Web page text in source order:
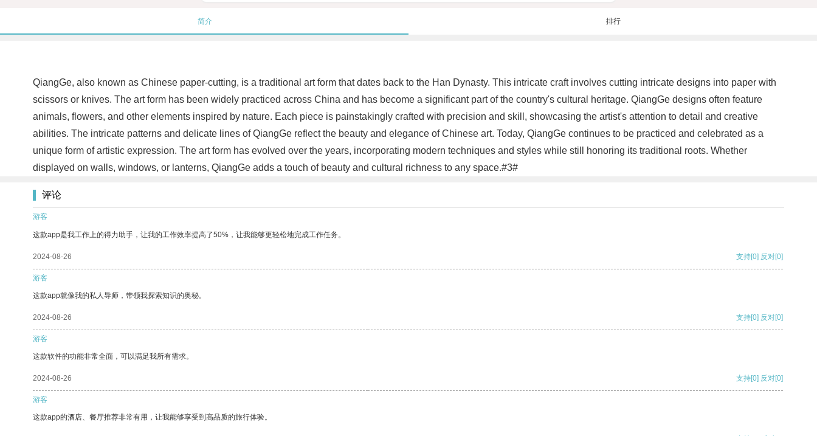
简介 排行
QiangGe, also known as Chinese paper-cutting, is a traditional art form that dates back to the Han Dynasty. This intricate craft involves cutting intricate designs into paper with
scissors or knives. The art form has been widely practiced across China and has become a significant part of the country's cultural heritage. QiangGe designs often feature
animals, flowers, and other elements inspired by nature. Each piece is painstakingly crafted with precision and skill, showcasing the artist's attention to detail and creative
abilities. The intricate patterns and delicate lines of QiangGe reflect the beauty and elegance of Chinese art. Today, QiangGe continues to be practiced and celebrated as a
unique form of artistic expression. The art form has evolved over the years, incorporating modern techniques and styles while still honoring its traditional roots. Whether
displayed on walls, windows, or lanterns, QiangGe adds a touch of beauty and cultural richness to any space.#3#
评论
游客
这款app是我工作上的得力助手，让我的工作效率提高了50%，让我能够更轻松地完成工作任务。
2024-08-26 支持[0] 反对[0]
游客
这款app就像我的私人导师，带领我探索知识的奥秘。
2024-08-26 支持[0] 反对[0]
游客
这款软件的功能非常全面，可以满足我所有需求。
2024-08-26 支持[0] 反对[0]
游客
这款app的酒店、餐厅推荐非常有用，让我能够享受到高品质的旅行体验。